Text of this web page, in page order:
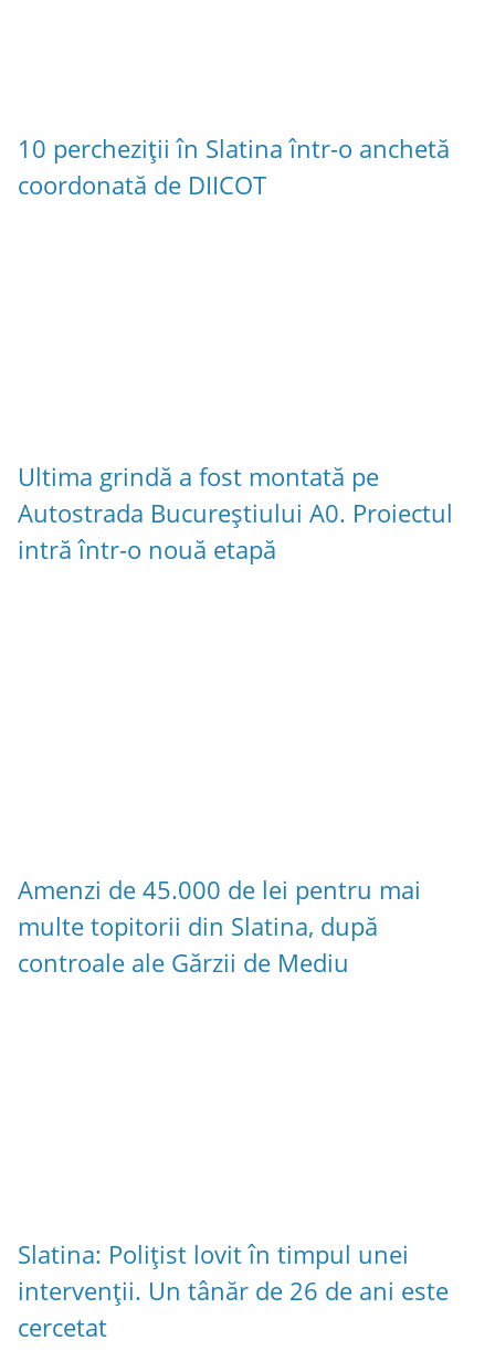
10 percheziții în Slatina într-o anchetă
coordonată de DIICOT
Ultima grindă a fost montată pe
Autostrada Bucureștiului A0. Proiectul
intră într-o nouă etapă
Amenzi de 45.000 de lei pentru mai
multe topitorii din Slatina, după
controale ale Gărzii de Mediu
Slatina: Polițist lovit în timpul unei
intervenții. Un tânăr de 26 de ani este
cercetat